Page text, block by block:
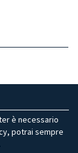
è necessario
potrai sempre